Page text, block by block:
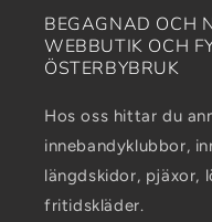
BEGAGNAD OCH
WEBBUTIK OCH
ÖSTERBYBRUK
Hos oss hittar du
innebandyklubbor,
längdskidor, pjäxor,
fritidskläder.